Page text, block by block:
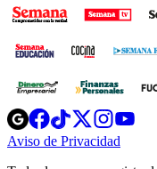
Opens
in
new
Opens
in
new
Opens
in
new
window
Opens
new
window
Aviso de Privacidad